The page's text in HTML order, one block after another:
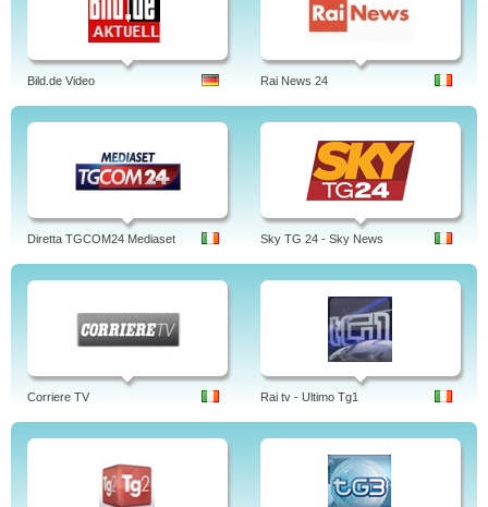
Bild.de Video Rai News 24
Diretta TGCOM24 Mediaset Sky TG 24 - Sky News
Corriere TV Rai tv - Ultimo Tg1